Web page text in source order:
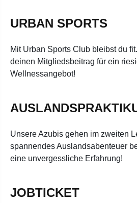
URBAN SPORTS
Mit Urban Sports Club bleibst du
deinen Mitgliedsbeitrag für ein
Wellnessangebot!
Unsere Azubis gehen im zweiten
spannendes Auslandsabenteuer
eine unvergessliche Erfahrung!
JOBTICKET